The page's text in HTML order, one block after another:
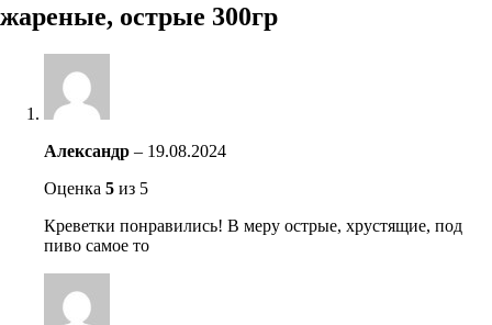
жареные, острые 300гр
Александр – 19.08.2024
Оценка 5 из 5
Креветки понравились! В меру острые, хрустящие, под
пиво самое то